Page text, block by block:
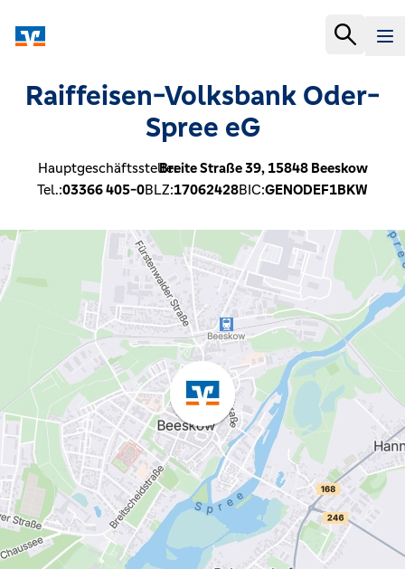
Raiffeisen-Volksbank Oder-
Spree eG
Hauptgeschäftsstelle:Breite Straße 39, 15848 Beeskow
Tel.:03366 405-0BLZ:17062428BIC:GENODEF1BKW